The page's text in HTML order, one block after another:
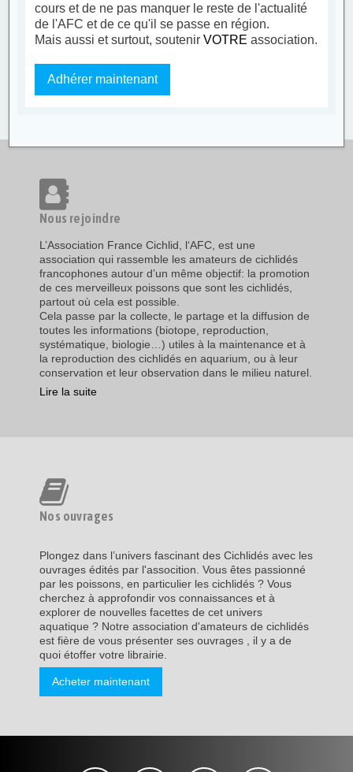
cours et de ne pas manquer le reste de l'actualité
de l'AFC et de ce qu'il se passe en région.
Mais aussi et surtout, soutenirVOTRE association.
Adhérer maintenant
Nous rejoindre
L’Association France Cichlid, l‘AFC, est une
association qui rassemble les amateurs de cichlidés
francophones autour d’un même objectif: la promotion
de ces merveilleux poissons que sont les cichlidés,
partout où cela est possible.
Cela passe par la collecte, le partage et la diffusion de
toutes les informations (biotope, reproduction,
systématique, biologie…) utiles à la maintenance et à
la reproduction des cichlidés en aquarium, ou à leur
conservation et leur observation dans le milieu naturel.
Lire la suite
Nos ouvrages
Plongez dans l’univers fascinant des Cichlidés avec les
ouvrages édités par l'assocition. Vous êtes passionné
par les poissons, en particulier les cichlidés ? Vous
cherchez à approfondir vos connaissances et à
explorer de nouvelles facettes de cet univers
aquatique ? Notre association d'amateurs de cichlidés
est fière de vous présenter ses ouvrages , il y a de
quoi étoffer votre librairie.
Acheter maintenant